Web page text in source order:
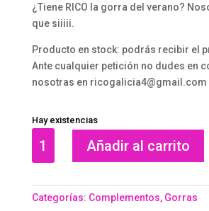
¿Tiene RICO la gorra del verano?
que siiiii.
Producto en stock: podrás recibir el
Ante cualquier petición no dudes en
nosotras en ricogalicia4@gmail.com
Hay existencias
MORRAZO
cantidad
Añadir al carrito
Categorías: Complementos, Gorras